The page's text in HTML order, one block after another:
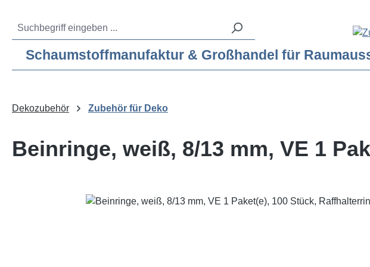
Service-Hotline: 04193 – 80 515 10
Schaumstoffmanufaktur & Großhandel für
Dekozubehör Zubehör für Deko
Beinringe, weiß, 8/13 mm, VE 1
Bildergalerie überspringen